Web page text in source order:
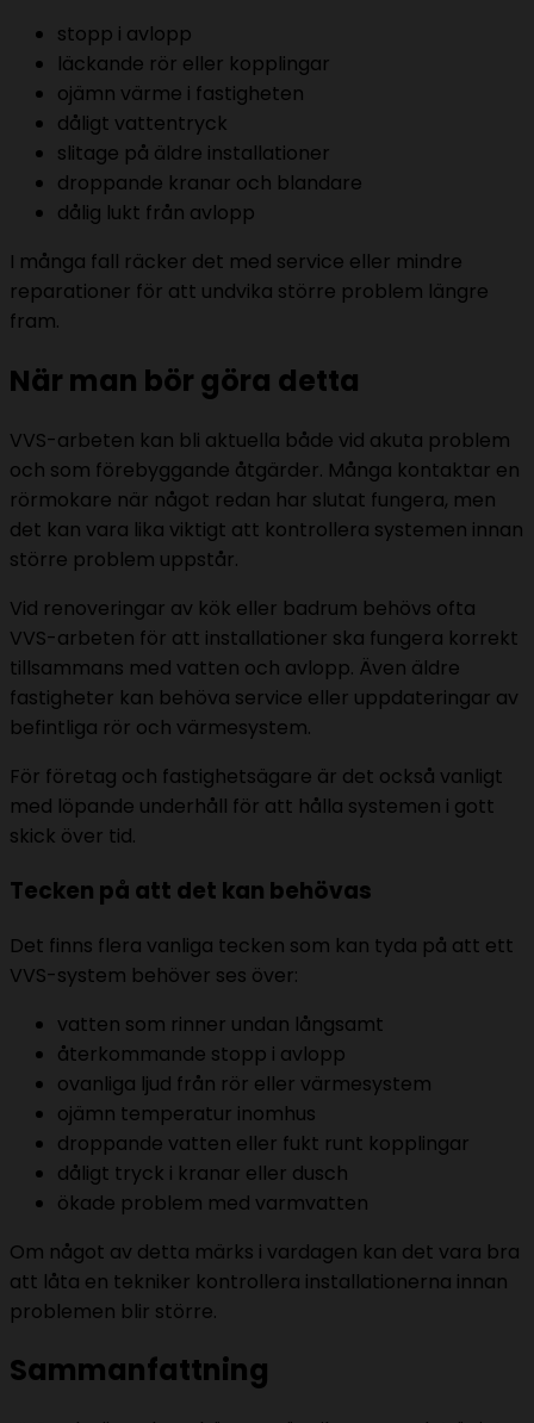
stopp i avlopp
läckande rör eller kopplingar
ojämn värme i fastigheten
dåligt vattentryck
slitage på äldre installationer
droppande kranar och blandare
dålig lukt från avlopp
I många fall räcker det med service eller mindre
reparationer för att undvika större problem längre
fram.
När man bör göra detta
VVS-arbeten kan bli aktuella både vid akuta problem
och som förebyggande åtgärder. Många kontaktar en
rörmokare när något redan har slutat fungera, men
det kan vara lika viktigt att kontrollera systemen innan
större problem uppstår.
Vid renoveringar av kök eller badrum behövs ofta
VVS-arbeten för att installationer ska fungera korrekt
tillsammans med vatten och avlopp. Även äldre
fastigheter kan behöva service eller uppdateringar av
befintliga rör och värmesystem.
För företag och fastighetsägare är det också vanligt
med löpande underhåll för att hålla systemen i gott
skick över tid.
Tecken på att det kan behövas
Det finns flera vanliga tecken som kan tyda på att ett
VVS-system behöver ses över:
vatten som rinner undan långsamt
återkommande stopp i avlopp
ovanliga ljud från rör eller värmesystem
ojämn temperatur inomhus
droppande vatten eller fukt runt kopplingar
dåligt tryck i kranar eller dusch
ökade problem med varmvatten
Om något av detta märks i vardagen kan det vara bra
att låta en tekniker kontrollera installationerna innan
problemen blir större.
Sammanfattning